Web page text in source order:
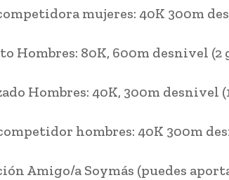
mujeres: 40K 300m
Hombres: 80K, 600m desnivel (2
Hombres: 40K, 300m desnivel
hombres: 40K 300m
Amigo/a Soymás (puedes